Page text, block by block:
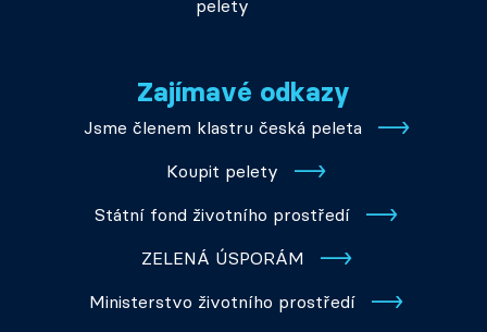
pelety
Zajímavé odkazy
Jsme členem klastru česká peleta
Koupit pelety
Státní fond životního prostředí
ZELENÁ ÚSPORÁM
Ministerstvo životního prostředí